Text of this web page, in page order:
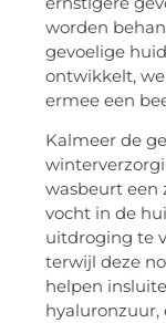
worden
gevoelige
ontwikkelt,
ermee een
Kalmeer de
wasbeurt een
vocht in de
uitdroging te
terwijl deze
helpen